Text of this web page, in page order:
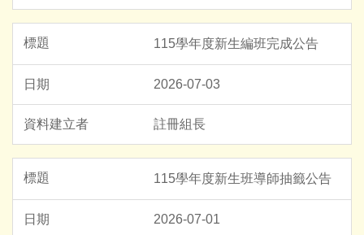
115學年度新生編班完成公告
2026-07-03
註冊組長
115學年度新生班導師抽籤公告
2026-07-01